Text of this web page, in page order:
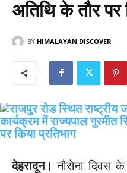
अतिथि के तौर पर
BY HIMALAYAN DISCOVER
देहरादून। नौसेना दिवस